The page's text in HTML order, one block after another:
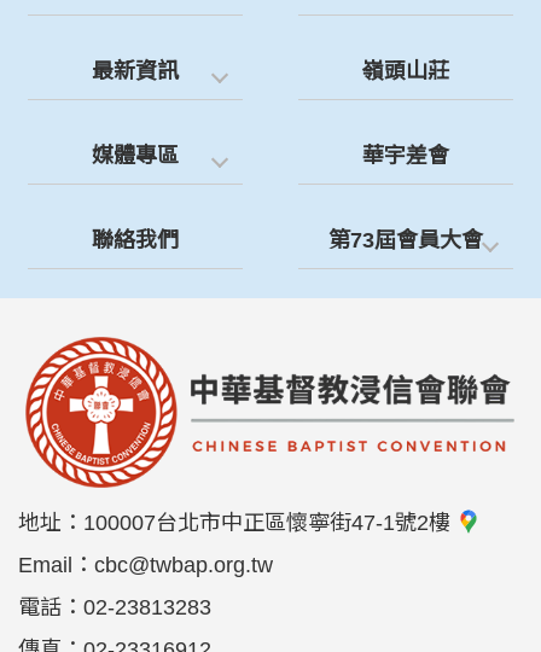
最新資訊 嶺頭山莊
媒體專區 華宇差會
聯絡我們 第73屆會員大會
地址： 100007台北市中正區懷寧街47-1號2樓
Email： cbc@twbap.org.tw
電話： 02-23813283